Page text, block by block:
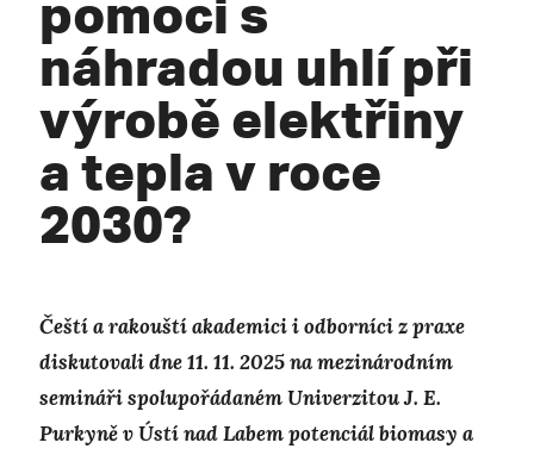
pomoci s
náhradou uhlí při
výrobě elektřiny
a tepla v roce
2030?
Čeští a rakouští akademici i odborníci z praxe
diskutovali dne 11. 11. 2025 na mezinárodním
semináři spolupořádaném Univerzitou J. E.
Purkyně v Ústí nad Labem potenciál biomasy a